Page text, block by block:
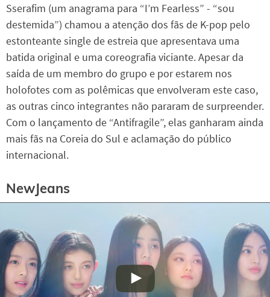
Sserafim (um anagrama para “I’m Fearless” - “sou
destemida”) chamou a atenção dos fãs de K-pop pelo
estonteante single de estreia que apresentava uma
batida original e uma coreografia viciante. Apesar da
saída de um membro do grupo e por estarem nos
holofotes com as polêmicas que envolveram este caso,
as outras cinco integrantes não pararam de surpreender.
Com o lançamento de “Antifragile”, elas ganharam ainda
mais fãs na Coreia do Sul e aclamação do público
internacional.
NewJeans